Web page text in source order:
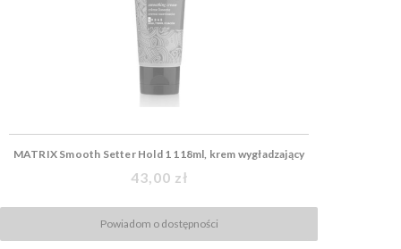
MATRIX Smooth Setter Hold 1 118ml, krem wygładzający
43,00 zł
Powiadom o dostępności